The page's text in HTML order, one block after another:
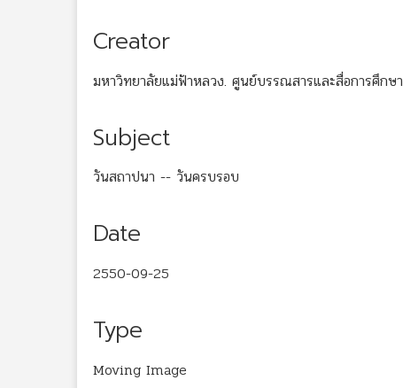
Creator
มหาวิทยาลัยแม่ฟ้าหลวง. ศูนย์บรรณสารและสื่อการศึกษา
Subject
วันสถาปนา -- วันครบรอบ
Date
2550-09-25
Type
Moving Image